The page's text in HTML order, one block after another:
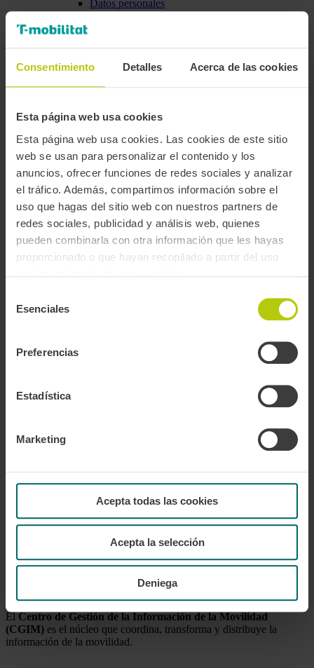
Consentimiento Detalles Acerca de las cookies
Esta página web usa cookies
Esta página web usa cookies. Las cookies de este sitio
web se usan para personalizar el contenido y los
anuncios, ofrecer funciones de redes sociales y analizar
el tráfico. Además, compartimos información sobre el
uso que hagas del sitio web con nuestros partners de
redes sociales, publicidad y análisis web, quienes
pueden combinarla con otra información que les hayas
proporcionado o que hayan recopilado a partir del uso
Esenciales
Preferencias
Estadística
Marketing
Acepta todas las cookies
Acepta la selección
Deniega
Datos personales
Modificar contraseña
Mis bonificaciones
Personas que gestiono
Trámites efectuados
Información de la movilidad - T-mobilitat
T-mobilitat
Información de la movilidad
Planifica ruta
El portal de datos abiertos del CGIM es una plataforma que integra
Accede al portal
El centro de gestión de la información
ElCentro de Gestión de la Información de la Movilidad
(CGIM) es el núcleo que coordina, transforma y distribuye la
información de la movilidad.